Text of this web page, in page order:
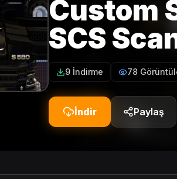
Custom
SCS
9 İndirme 78
İndir Paylaş